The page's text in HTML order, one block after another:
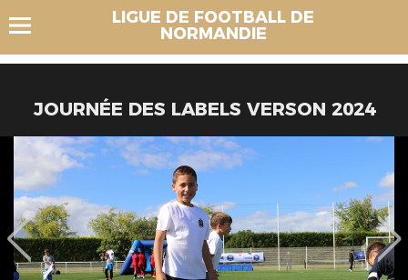
LIGUE DE FOOTBALL DE
NORMANDIE
JOURNÉE DES LABELS VERSON 2024